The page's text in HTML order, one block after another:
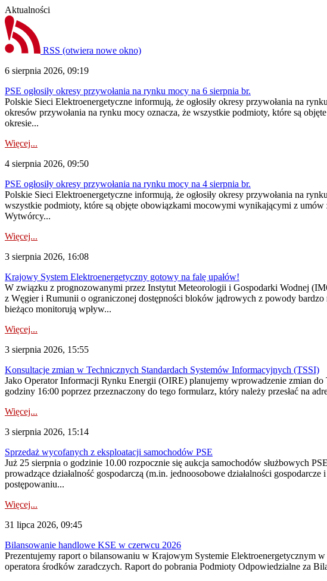
Aktualności
RSS (otwiera nowe okno)
6 sierpnia 2026, 09:19
PSE ogłosiły okresy przywołania na rynku mocy na 6 sierpnia br.
Polskie Sieci Elektroenergetyczne informują, że ogłosiły okresy przywołania na
okresów przywołania na rynku mocy oznacza, że wszystkie podmioty, które są
okresie...
Więcej...
4 sierpnia 2026, 09:50
PSE ogłosiły okresy przywołania na rynku mocy na 4 sierpnia br.
Polskie Sieci Elektroenergetyczne informują, że ogłosiły okresy przywołania na
wszystkie podmioty, które są objęte obowiązkami mocowymi wynikającymi z
Wytwórcy...
Więcej...
3 sierpnia 2026, 16:08
Krajowy System Elektroenergetyczny gotowy na falę upałów!
W związku z prognozowanymi przez Instytut Meteorologii i Gospodarki Wodnej
z Węgier i Rumunii o ograniczonej dostępności bloków jądrowych z powody
bieżąco monitorują wpływ...
Więcej...
3 sierpnia 2026, 15:55
Konsultacje zmian w Technicznych Standardach Systemów Informacyjnych (TSSI)
Jako Operator Informacji Rynku Energii (OIRE) planujemy wprowadzenie zmian
godziny 16:00 poprzez przeznaczony do tego formularz, który należy przesłać na
Więcej...
3 sierpnia 2026, 15:14
Sprzedaż wycofanych z eksploatacji samochodów PSE
Już 25 sierpnia o godzinie 10.00 rozpocznie się aukcja samochodów służbowych
prowadzące działalność gospodarczą (m.in. jednoosobowe działalności
postępowaniu...
Więcej...
31 lipca 2026, 09:45
Bilansowanie handlowe KSE w czerwcu 2026
Prezentujemy raport o bilansowaniu w Krajowym Systemie Elektroenergetycznym
operatora środków zaradczych. Raport do pobrania Podmioty Odpowiedzialne za